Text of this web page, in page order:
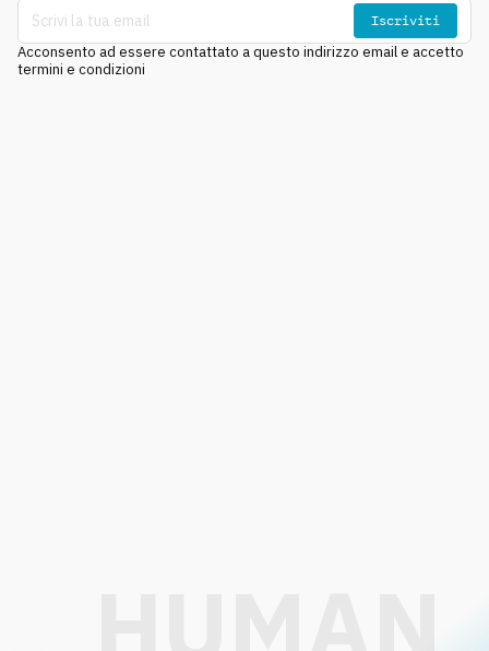
Iscriviti
Acconsento ad essere contattato a questo indirizzo email e accetto
termini e condizioni